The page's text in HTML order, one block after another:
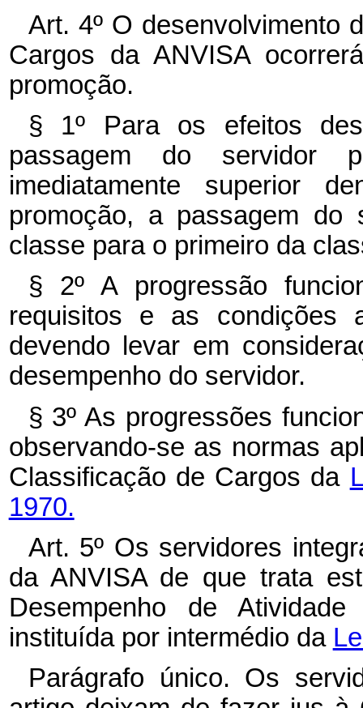
Art. 4º O desenvolvimento
Cargos da ANVISA
promoção.
§ 1º Para os efeitos
passagem do servidor
imediatamente superior
promoção, a passagem
classe para o primeiro da
§ 2º A progressão
requisitos e as condições
devendo levar em
desempenho do servidor.
§ 3º As progressões
observando-se as normas
Classificação de Cargos da
1970.
Art. 5º Os servidores
da ANVISA de que trata
Desempenho de
instituída por intermédio da
Parágrafo único. Os